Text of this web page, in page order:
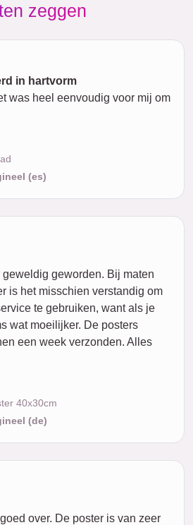
zeggen
in hartvorm
was heel eenvoudig voor mij om
(es)
geworden. Bij maten
is het misschien verstandig om
te gebruiken, want als je
wat moeilijker. De posters
een week verzonden. Alles
40x30cm
(de)
over. De poster is van zeer